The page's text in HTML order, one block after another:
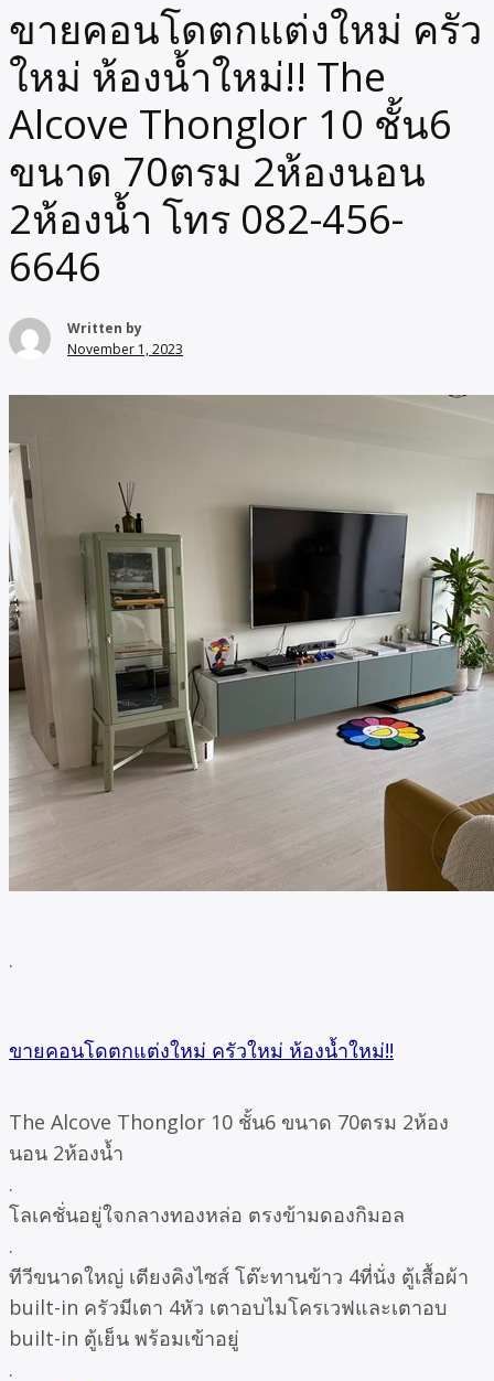
ขายคอนโดตกแต่งใหม่ ครัว
ใหม่ ห้องน้ำใหม่!! The
Alcove Thonglor 10 ชั้น6
ขนาด 70ตรม 2ห้องนอน
2ห้องน้ำ โทร 082-456-
6646
Written by
November 1, 2023
.
ขายคอนโดตกแต่งใหม่ ครัวใหม่ ห้องน้ำใหม่!!
The Alcove Thonglor 10 ชั้น6 ขนาด 70ตรม 2ห้อง
นอน 2ห้องน้ำ
.
โลเคชั่นอยู่ใจกลางทองหล่อ ตรงข้ามดองกิมอล
.
ทีวีขนาดใหญ่ เตียงคิงไซส์ โต๊ะทานข้าว 4ที่นั่ง ตู้เสื้อผ้า
built-in ครัวมีเตา 4หัว เตาอบไมโครเวฟและเตาอบ
built-in ตู้เย็น พร้อมเข้าอยู่
.